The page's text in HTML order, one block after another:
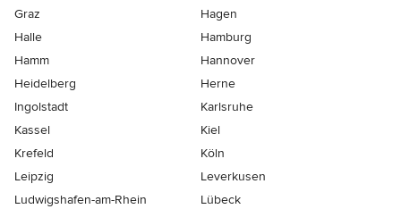
Graz
Hagen
Halle
Hamburg
Hamm
Hannover
Heidelberg
Herne
Ingolstadt
Karlsruhe
Kassel
Kiel
Krefeld
Köln
Leipzig
Leverkusen
Ludwigshafen-am-Rhein
Lübeck